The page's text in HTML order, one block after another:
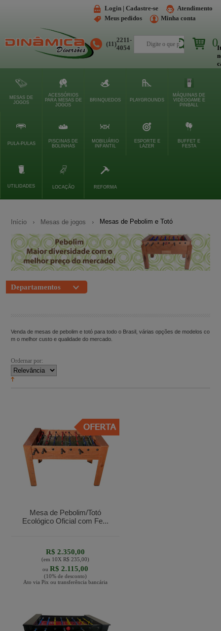
Login | Cadastre-se
Atendimento
Meus pedidos
Minha conta
(11)
2211-
4054
Buscar 0
MESAS DE
JOGOS
ACESSÓRIOS
PARA MESAS DE
JOGOS
BRINQUEDOS PLAYGROUNDS
MÁQUINAS DE
VIDEOGAME E
PINBALL
PULA-PULAS
PISCINAS DE
BOLINHAS
MOBILIÁRIO
INFANTIL
ESPORTE E
LAZER
BUFFET E
FESTA
UTILIDADES LOCAÇÃO REFORMA
Início Mesas de jogos Mesas de Pebolim e Totó
Venda de mesas de pebolim e totó para todo o Brasil, várias opções de modelos co
m o melhor custo e qualidade do mercado.
Ordernar por:
Mesa de Pebolim/Totó
Ecológico Oficial com Fe...
R$ 2.350,00
(em 10XR$ 235,00)
ouR$ 2.115,00
(10% de desconto)
Ato via Pix ou transferência bancária
Departamentos